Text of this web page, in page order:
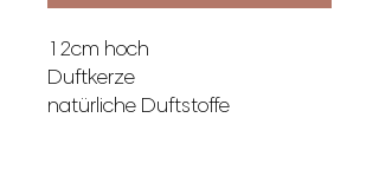
12cm hoch
Duftkerze
natürliche Duftstoffe